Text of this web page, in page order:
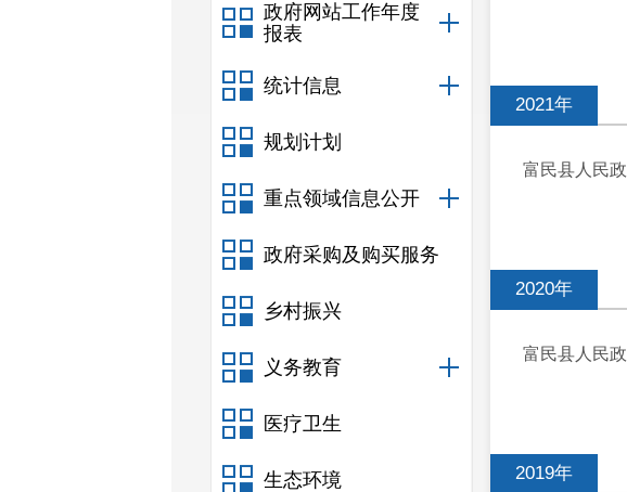
政府网站工作年度
报表
统计信息
规划计划
重点领域信息公开
政府采购及购买服务
乡村振兴
义务教育
医疗卫生
生态环境
2021年
富民县人民
2020年
富民县人民
2019年